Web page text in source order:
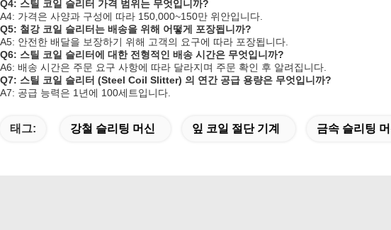
Q4: 스틸 코일 슬리터 가격 범위는 무엇입니까?
A4: 가격은 사양과 구성에 따라 150,000~150만 위안입니다.
Q5: 철강 코일 슬리터는 배송을 위해 어떻게 포장됩니까?
A5: 안전한 배달을 보장하기 위해 고객의 요구에 따라 포장됩니다.
Q6: 스틸 코일 슬리터에 대한 전형적인 배송 시간은 무엇입니까?
A6: 배송 시간은 주문 요구 사항에 따라 달라지며 주문 확인 후 알려집니다.
Q7: 스틸 코일 슬리터 (Steel Coil Slitter) 의 연간 공급 용량은 무엇입니까?
A7: 공급 능력은 1년에 100세트입니다.
태그: 강철 슬리팅 머신 잎 코일 절단 기계 금속 슬리팅